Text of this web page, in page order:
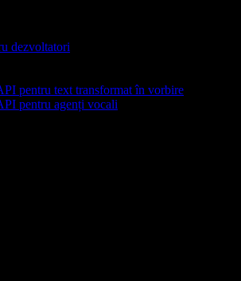
dezvoltatori
pentru text transformat în vorbire
pentru agenți vocali